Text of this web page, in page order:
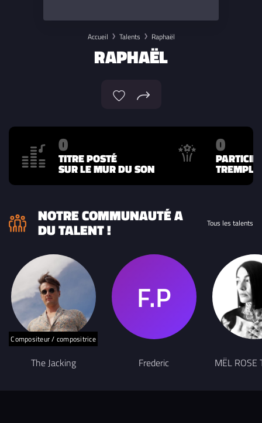
Accueil Talents Raphaël
RAPHAËL
0
TITRE POSTÉ
SUR LE MUR DU SON
0
NOTRE COMMUNAUTÉ A
DU TALENT ! Tous les talents
Compositeur / compositrice
The Jacking Frederic MËL ROSE